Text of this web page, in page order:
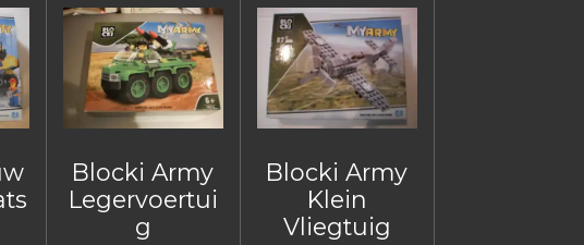
Blocki Army
Legervoertui
g
Blocki Army
Klein
Vliegtuig